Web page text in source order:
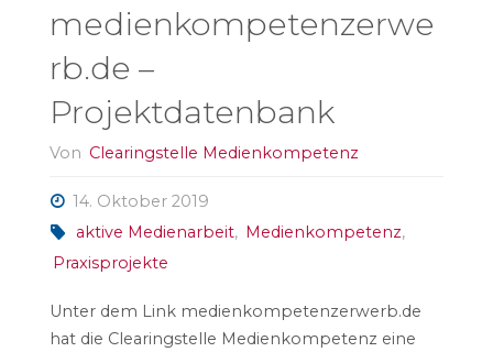
medienkompetenzerwe
rb.de –
Projektdatenbank
Von Clearingstelle Medienkompetenz
14. Oktober 2019
aktive Medienarbeit, Medienkompetenz,
Praxisprojekte
Unter dem Link medienkompetenzerwerb.de
hat die Clearingstelle Medienkompetenz eine